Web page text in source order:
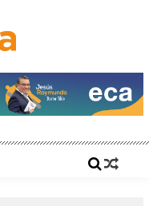
periodísticos y editoriales en
comunicación y educación.